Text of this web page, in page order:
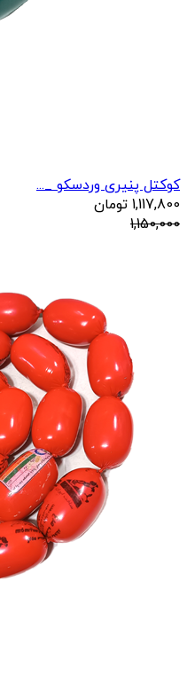
کوکتل پنیری وردسکو _...
1,117,800 تومان
1,150,000